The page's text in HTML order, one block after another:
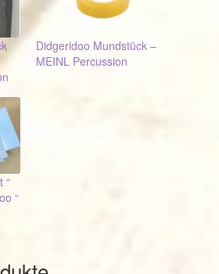
Didgeridoo Mundstück –
MEINL Percussion
“
“